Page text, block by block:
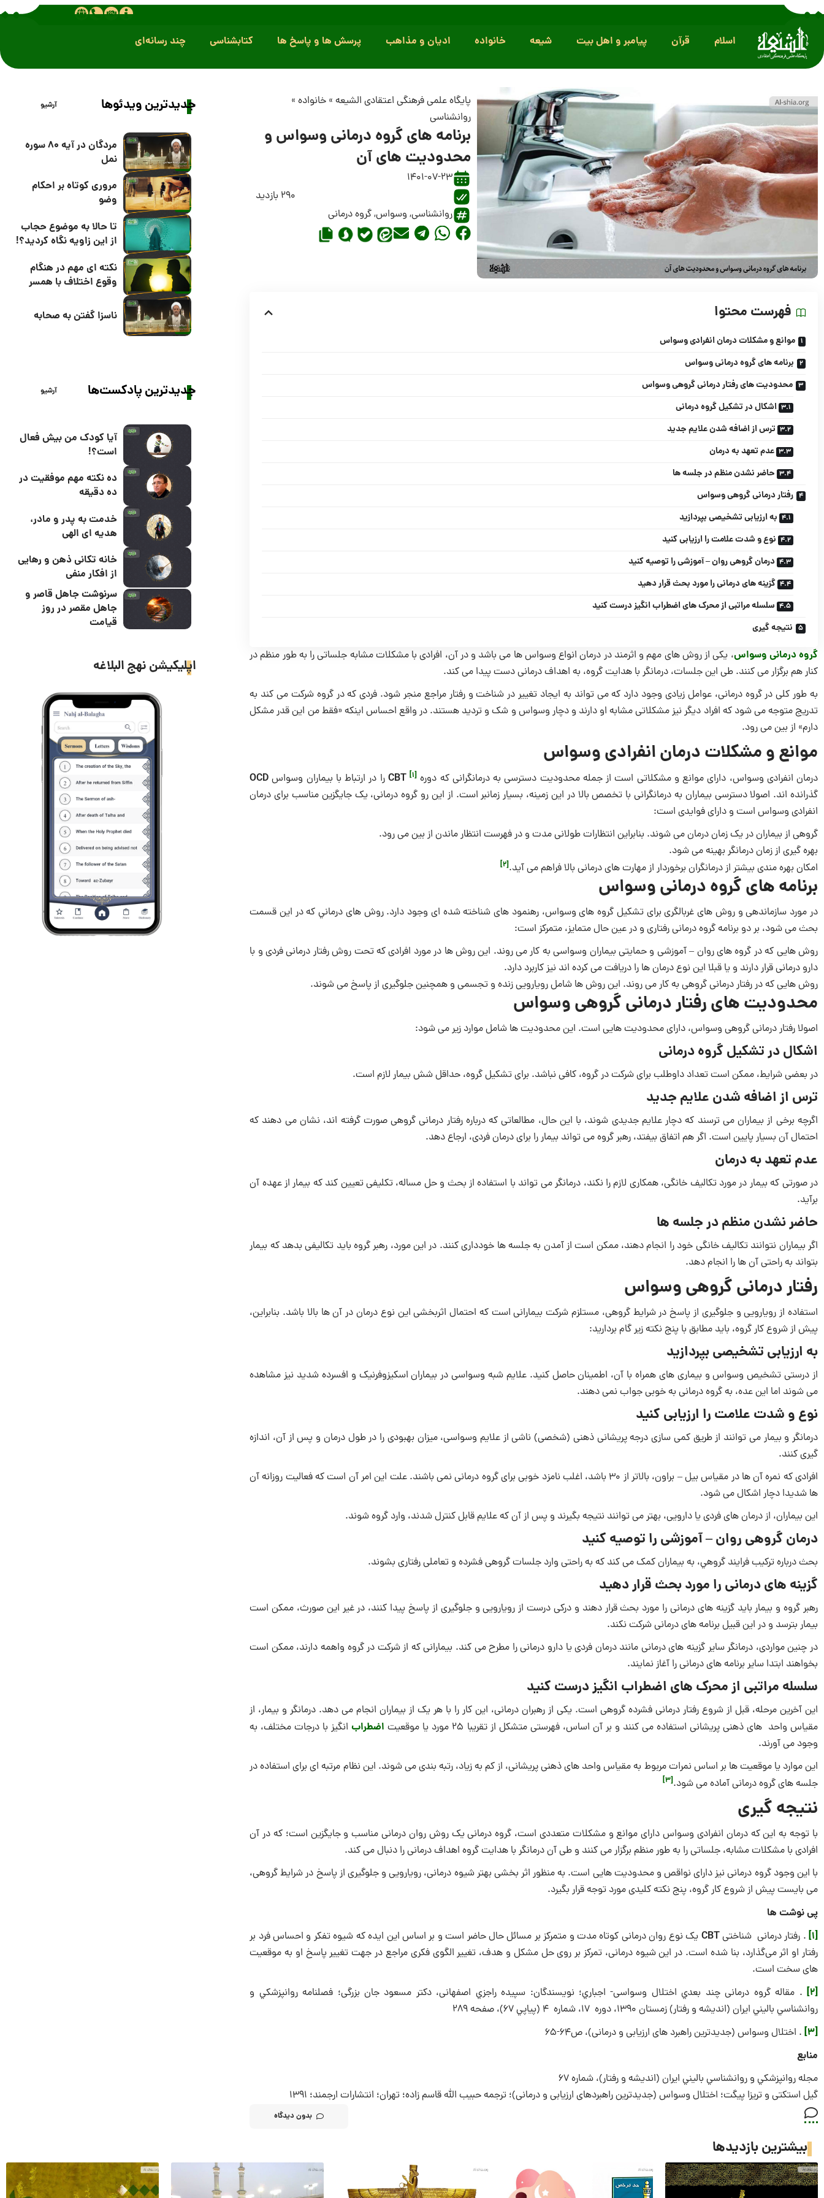
اسلام قرآن پیامبر و اهل بیت شیعه خانواده ادیان و مذاهب پرسش ها و پاسخ ها کتابشناسی چند رسانه‌ای
پایگاه علمی فرهنگی اعتقادی الشیعه »خانواده »
روانشناسی
برنامه های گروه درمانی وسواس و
محدودیت های آن
1401-07-23
290 بازدید
روانشناسی, وسواس,گروه درمانی
فهرست محتوا
موانع و مشکلات درمان انفرادی وسواس
برنامه های گروه درمانی وسواس
محدودیت های رفتار درمانی گروهی وسواس
اشکال در تشکیل گروه درمانی
ترس از اضافه شدن علایم جديد
عدم تعهد به درمان
حاضر نشدن منظم در جلسه ها
رفتار درمانی گروهی وسواس
به ارزیابی تشخیصی بپردازید
نوع و شدت علامت را ارزیابی کنید
درمان گروهی روان – آموزشی را توصیه کنید
گزینه های درمانی را مورد بحث قرار دهید
سلسله مراتبی از محرک های اضطراب انگیز درست کنید
نتیجه گیری
گروه درمانی وسواس، یکی از روش های مهم و اثرمند در درمان انواع وسواس ها می باشد و در آن، افرادی با مشکلات مشابه جلساتی را به طور منظم در
کنار هم برگزار می کنند. طی این جلسات، درمانگر با هدایت گروه، به اهداف درمانی دست پیدا می کند.
به طور کلی در گروه درمانی، عوامل زیادی وجود دارد که می تواند به ایجاد تغییر در شناخت و رفتار مراجع منجر شود. فردی که در گروه شرکت می کند به
تدریج متوجه می شود که افراد دیگر نیز مشکلاتی مشابه او دارند و دچار وسواس و شک و تردید هستند. در واقع احساس اینکه «فقط من این قدر مشکل
دارم» از بین می رود.
موانع و مشکلات درمان انفرادی وسواس
درمان انفرادی وسواس، دارای موانع و مشکلاتی است از جمله محدودیت دسترسی به درمانگرانی که دوره CBT [1] را در ارتباط با بیماران وسواس OCD
گذرانده اند. اصولا دسترسی بیماران به درمانگرانی با تخصص بالا در این زمینه، بسیار زمانبر است. از این رو گروه درمانی، یک جایگزین مناسب برای درمان
انفرادی وسواس است و دارای فوایدی است:
گروهی از بیماران در یک زمان درمان می شوند. بنابراین انتظارات طولانی مدت و در فهرست انتظار ماندن از بین می رود.
بهره گیری از زمان درمانگر بهینه می شود.
امکان بهره مندی بیشتر از درمانگران برخوردار از مهارت های درمانی بالا فراهم می آید.[2]
برنامه های گروه درمانی وسواس
در مورد سازماندهی و روش های غربالگری برای تشکیل گروه های وسواس، رهنمود های شناخته شده ای وجود دارد. روش های درماني که در این قسمت
بحث می شود، بر دو برنامه گروه درمانی رفتاری و در عین حال متمایز، متمرکز است:
روش هایی که در گروه های روان – آموزشی و حمایتی بیماران وسواسی به کار می روند. این روش ها در مورد افرادی که تحت روش رفتار درمانی فردی و با
دارو درمانی قرار دارند و یا قبلا این نوع درمان ها را دریافت می کرده اند نیز کاربرد دارد.
روش هایی که در رفتار درمانی گروهی به کار می روند. این روش ها شامل رویارویی زنده و تجسمی و همچنین جلوگیری از پاسخ می شوند.
محدودیت های رفتار درمانی گروهی وسواس
اصولا رفتار درمانی گروهی وسواس، دارای محدودیت هایی است. این محدودیت ها شامل موارد زیر می شود:
اشکال در تشکیل گروه درمانی
در بعضی شرایط، ممکن است تعداد داوطلب برای شرکت در گروه، کافی نباشد. برای تشکیل گروه، حداقل شش بیمار لازم است.
ترس از اضافه شدن علایم جديد
اگرچه برخی از بیماران می ترسند که دچار علایم جدیدی شوند، با این حال، مطالعاتی که درباره رفتار درمانی گروهی صورت گرفته اند، نشان می دهند که
احتمال آن بسیار پایین است. اگر هم اتفاق بیفتد، رهبر گروه می تواند بیمار را برای درمان فردی، ارجاع دهد.
عدم تعهد به درمان
در صورتی که بیمار در مورد تکالیف خانگی، همکاری لازم را نکند، درمانگر می تواند با استفاده از بحث و حل مساله، تکلیفی تعیین کند که بیمار از عهده آن
برآید.
حاضر نشدن منظم در جلسه ها
اگر بیماران نتوانند تکالیف خانگی خود را انجام دهند، ممکن است از آمدن به جلسه ها خودداری کنند. در این مورد، رهبر گروه باید تکالیفی بدهد که بیمار
بتواند به راحتی آن ها را انجام دهد.
رفتار درمانی گروهی وسواس
استفاده از رویارویی و جلوگیری از پاسخ در شرایط گروهی، مستلزم شرکت بیمارانی است که احتمال اثربخشی این نوع درمان در آن ها بالا باشد. بنابراین،
پیش از شروع کار گروه، باید مطابق با پنج نکته زیر گام بردارید:
به ارزیابی تشخیصی بپردازید
از درستی تشخیص وسواس و بیماری های همراه با آن، اطمینان حاصل کنید. علايم شبه وسواسی در بیماران اسکیزوفرنیک و افسرده شدید نیز مشاهده
می شوند اما این عده، به گروه درمانی به خوبی جواب نمی دهند.
نوع و شدت علامت را ارزیابی کنید
درمانگر و بیمار می توانند از طریق کمی سازی درجه پریشانی ذهنی (شخصی) ناشی از علایم وسواسی، میزان بهبودی را در طول درمان و پس از آن، اندازه
گیری کنند.
افرادی که نمره آن ها در مقیاس بیل – براون، بالاتر از ۳۰ باشد، اغلب نامزد خوبی برای گروه درمانی نمی باشند. علت این امر آن است که فعالیت روزانه آن
ها شديدا دچار اشکال می شود.
این بیماران، از درمان های فردی یا دارویی، بهتر می توانند نتیجه بگیرند و پس از آن که علایم قابل کنترل شدند، وارد گروه شوند.
درمان گروهی روان – آموزشی را توصیه کنید
بحث درباره ترکیب فرایند گروهي، به بیماران کمک می کند که به راحتی وارد جلسات گروهی فشرده و تعاملی رفتاری بشوند.
گزینه های درمانی را مورد بحث قرار دهید
رهبر گروه و بیمار باید گزینه های درمانی را مورد بحث قرار دهند و درکی درست از رویارویی و جلوگیری از پاسخ پیدا کنند، در غیر این صورث، ممكن است
بیمار بترسد و در این قبیل برنامه های درمانی شرکت نکند.
در چنین مواردی، درمانگر سایر گزینه های درمانی مانند درمان فردی یا دارو درمانی را مطرح می کند. بیمارانی که از شرکت در گروه واهمه دارند، ممکن است
بخواهند ابتدا سایر برنامه های درمانی را آغاز نمایند.
سلسله مراتبی از محرک های اضطراب انگیز درست کنید
این آخرین مرحله، قبل از شروع رفتار درمانی فشرده گروهی است. یکی از رهبران درمانی، این کار را با هر یک از بیماران انجام می دهد. درمانگر و بیمار، از
مقیاس واحد های ذهنی پریشانی استفاده می کنند و بر آن اساس، فهرستی متشکل از تقریبا ۲۵ مورد یا موقعیت
اضطرابانگیز با درجات مختلف، به
وجود می آورند.
این موارد یا موقعیت ها بر اساس نمرات مربوط به مقیاس واحد های ذهنی پریشانی، از کم به زیاد، رتبه بندی می شوند. این نظام مرتبه ای برای استفاده در
جلسه های گروه درمانی آماده می شود.[3]
نتیجه گیری
با توجه به این که درمان انفرادی وسواس دارای موانع و مشکلات متعددی است، گروه درمانی یک روش روان درمانی مناسب و جایگزین است؛ که در آن
افرادی با مشکلات مشابه، جلساتی را به طور منظم برگزار می کنند و طی آن درمانگر با هدایت گروه اهداف درمانی را دنبال می کند.
با این وجود گروه درمانی نیز دارای نواقص و محدودیت هایی است. به منظور اثر بخشی بهتر شیوه درمانی، رویارویی و جلوگیری از پاسخ در شرایط گروهی،
می بایست پیش از شروع کار گروه، پنج نکته کلیدی مورد توجه قرار بگیرد.
پی نوشت ها
[1] . رفتار درمانی شناختیCBT یک نوع روان درمانی کوتاه مدت و متمرکز بر مسائل حال حاضر است و بر اساس این ایده که شیوه‌ تفکر و احساس فرد بر
رفتار او اثر می‌گذارد، بنا شده است. در این شیوه درمانی، تمرکز بر روی حل مشکل و هدف، تغییر الگوی فکری مراجع در جهت تغییر پاسخ او به موقعیت
های سخت است.
[2]
. مقاله گروه درمانی چند بعدي اختلال وسواسی- اجباري؛ نویسندگان: سپیده راجزي اصفهانی، دکتر مسعود جان بزرگی؛ فصلنامه روانپزشكي و
روانشناسي باليني ايران (انديشه و رفتار) زمستان 1390، دوره 17، شماره 4 (پياپي 67)، صفحه 289
[3] . اختلال وسواس (جدیدترین راهبرد های ارزیابی و درمانی)، ص64-65
منابع
مجله روانپزشكي و روانشناسي باليني ايران (انديشه و رفتار)، شماره 67
گیل استکتی و تریزا پیگت؛ اختلال وسواس (جدیدترین راهبردهای ارزیابی و درمانی)؛ ترجمه حبیب الله قاسم زاده؛ تهران؛ انتشارات ارجمند؛ 1391
بدون دیدگاه
جدیدترین ویدئوها آرشیو
مردگان در آیه 80 سوره
نمل
مروری کوتاه بر احکام
وضو
تا حالا به موضوع حجاب
از این زاویه نگاه کردید؟!
نکته ای مهم در هنگام
وقوع اختلاف با همسر
ناسزا گفتن به صحابه
جدیدترین پادکست‌ها آرشیو
آیا کودک من بیش فعال
است؟!
ده نکته مهم موفقیت در
ده دقیقه
خدمت به پدر و مادر،
هدیه ای الهی
خانه تکانی ذهن و رهایی
از افکار منفی
سرنوشت جاهل قاصر و
جاهل مقصر در روز
قیامت
اپلیکیشن نهج البلاغه
بیشترین بازدیدها